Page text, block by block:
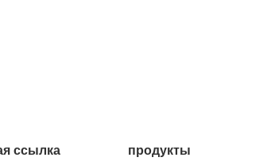
ссылка продукты